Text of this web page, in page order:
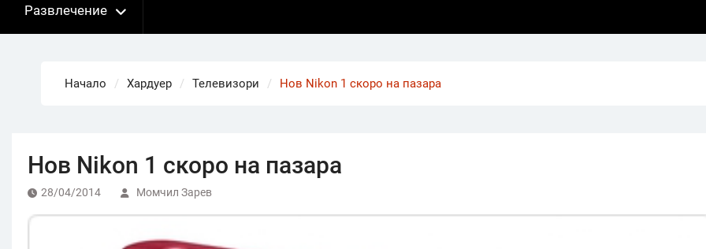
Развлечение
Начало Хардуер Телевизори Нов Nikon 1 скоро на пазара
Нов Nikon 1 скоро на пазара
28/04/2014 Момчил Зарев